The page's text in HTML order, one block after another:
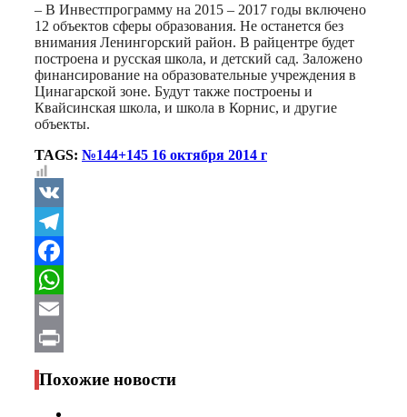
– В Инвестпрограмму на 2015 – 2017 годы включено
12 объектов сферы образования. Не останется без
внимания Ленингорский район. В райцентре будет
построена и русская школа, и детский сад. Заложено
финансирование на образовательные учреждения в
Цинагарской зоне. Будут также построены и
Квайсинская школа, и школа в Корнис, и другие
объекты.
TAGS: №144+145 16 октября 2014 г
VK
Telegram
Facebook
WhatsApp
Email
Print
Похожие новости